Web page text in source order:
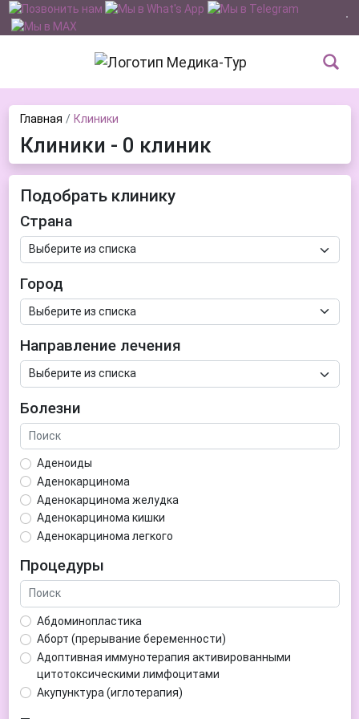
Главная Клиники
Клиники - 0 клиник
Подобрать клинику
Страна
Город
Направление лечения
Болезни
Аденоиды
Аденокарцинома
Аденокарцинома желудка
Аденокарцинома кишки
Аденокарцинома легкого
Аденома гипофиза
Аденома простаты
Аденома щитовидной железы
Аденомиоз
Адентия
Азооспермия
Акне (угри)
Алкоголизм
Процедуры
Абдоминопластика
Аборт (прерывание беременности)
Адоптивная иммунотерапия активированными
цитотоксическими лимфоцитами
Акупунктура (иглотерапия)